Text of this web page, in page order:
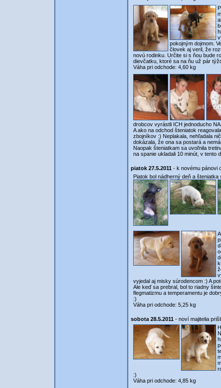
pokojným dojmom.
človek aj veril, že
novú rodinku. Určite si s ňou bude
dievčatku, ktoré sa na ňu už pár
Váha pri odchode: 4,60 kg
drobcov vyrástli ICH jednoducho
A ako na odchod šteniatok
zbojníkov :) Neplakala, nehľadala
dokázala, že ona sa postará a
Naopak šteniatkam sa uvoľnila
na spanie ukladali 10 minút, v tento
piatok 27.5.2011 - k novému pánovi
Piatok bol nádherný deň a
vyjedal aj misky súrodencom :) A
Ale keď sa prebral, bol to riadny
flegmatizmu a temperamentu je
:)
Váha pri odchode: 5,25 kg
sobota 28.5.2011 - noví majitelia
:)
Váha pri odchode: 4,85 kg